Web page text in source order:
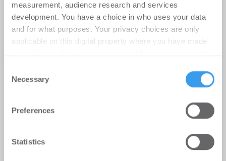
measurement, audience research and services
development. You have a choice in who uses your data
and for what purposes. Your privacy choices are only
applicable on this digital property where you have made
the Privacy trigger icon.
Find out more about how your personal data is processed
and set your preferences in the
We use cookies to personalise content and ads, to
provide social media features and to analyse our traffic.
Selection
Necessary
Preferences
Statistics
e+k baut Kompetenzen im Property
Management für Wohnimmobilien
aus
30.07.2026
registriert, erstellen Sie sich jetzt Ihren